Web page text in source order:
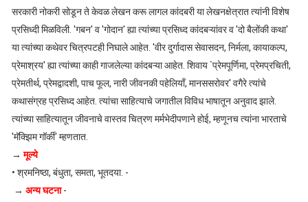
सरकारी नोकरी सोडून ते केवळ लेखन करू लागल कांदबरी या लेखनक्षेत्रात त्यांनी विशेष
प्रसिध्दी मिळविली. 'गबन' व 'गोदान' ह्या त्यांच्या प्रसिध्द कांदबऱ्यांवर व 'दो बैलोंकी कथा'
या त्यांच्या कथेवर चित्रपटही निघाले आहेत. 'वीर दुर्गादास सेवासदन, निर्मला, कायाकल्प,
प्रेमाश्रय' ह्या त्यांच्या काही गाजलेल्या कांदबऱ्या आहेत. शिवाय `प्रेमपूर्णिमा, प्रेमप्रचिती,
प्रेमतीर्थ, प्रेमद्वादशी, पाच फूल, नारी जीवनकी पहेलियाँ, मानससरोवर' वगैरे त्यांचे
कथासंग्रह प्रसिध्द आहेत. त्यांचा साहित्याचे जगातील विविध भाषातून अनुवाद झाले.
त्यांच्या साहित्यातून जीवनाचे वास्तव चित्रण मर्मभेदीपणाने होई, म्हणूनच त्यांना भारताचे
'मॅक्झिम गॉर्की' म्हणतात.
→ मूल्ये
• श्रमनिष्ठा, बंधुता, समता, भूतदया. -
→ अन्य घटना-